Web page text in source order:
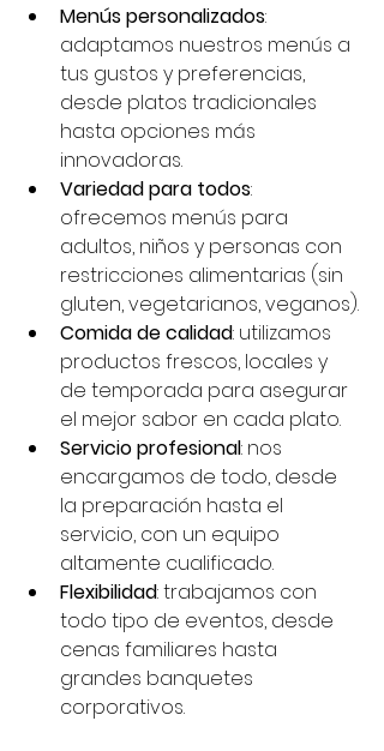
Menús personalizados:
adaptamos nuestros menús a
tus gustos y preferencias,
desde platos tradicionales
hasta opciones más
innovadoras.
Variedad para todos:
ofrecemos menús para
adultos, niños y personas con
restricciones alimentarias (sin
gluten, vegetarianos, veganos).
Comida de calidad: utilizamos
productos frescos, locales y
de temporada para asegurar
el mejor sabor en cada plato.
Servicio profesional: nos
encargamos de todo, desde
la preparación hasta el
servicio, con un equipo
altamente cualificado.
Flexibilidad: trabajamos con
todo tipo de eventos, desde
cenas familiares hasta
grandes banquetes
corporativos.